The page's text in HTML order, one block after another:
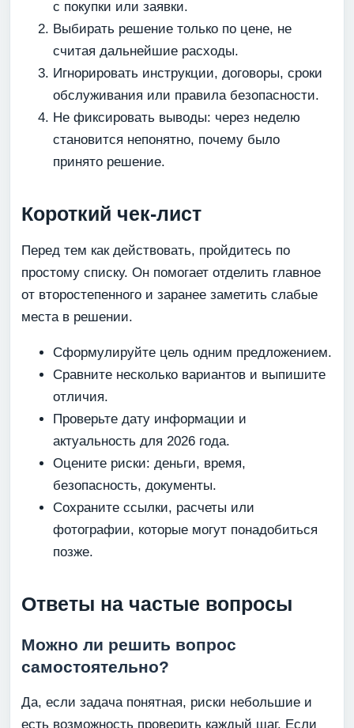
с покупки или заявки.
Выбирать решение только по цене, не
считая дальнейшие расходы.
Игнорировать инструкции, договоры, сроки
обслуживания или правила безопасности.
Не фиксировать выводы: через неделю
становится непонятно, почему было
принято решение.
Короткий чек-лист
Перед тем как действовать, пройдитесь по
простому списку. Он помогает отделить главное
от второстепенного и заранее заметить слабые
места в решении.
Сформулируйте цель одним предложением.
Сравните несколько вариантов и выпишите
отличия.
Проверьте дату информации и
актуальность для 2026 года.
Оцените риски: деньги, время,
безопасность, документы.
Сохраните ссылки, расчеты или
фотографии, которые могут понадобиться
позже.
Ответы на частые вопросы
Можно ли решить вопрос
самостоятельно?
Да, если задача понятная, риски небольшие и
есть возможность проверить каждый шаг. Если